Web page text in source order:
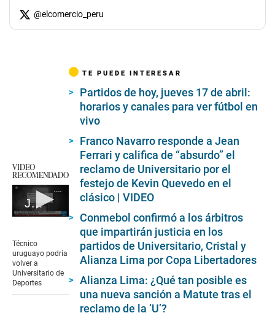
@elcomercio_peru
VIDEO
RECOMENDADO
Jorge Fossati y su posible retorno a la 'U'
of
1
minute,
22
seconds
Técnico
uruguayo podría
volver a
Universitario de
Deportes
TE PUEDE INTERESAR
Partidos de hoy, jueves 17 de abril:
horarios y canales para ver fútbol en
vivo
Franco Navarro responde a Jean
Ferrari y califica de “absurdo” el
reclamo de Universitario por el
festejo de Kevin Quevedo en el
clásico | VIDEO
Conmebol confirmó a los árbitros
que impartirán justicia en los
partidos de Universitario, Cristal y
Alianza Lima por Copa Libertadores
Alianza Lima: ¿Qué tan posible es
una nueva sanción a Matute tras el
reclamo de la ‘U’?